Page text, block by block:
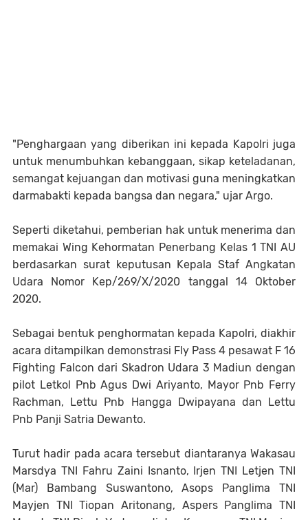
"Penghargaan yang diberikan ini kepada Kapolri juga
untuk menumbuhkan kebanggaan, sikap keteladanan,
semangat kejuangan dan motivasi guna meningkatkan
darmabakti kepada bangsa dan negara," ujar Argo.
Seperti diketahui, pemberian hak untuk menerima dan
memakai Wing Kehormatan Penerbang Kelas 1 TNI AU
berdasarkan surat keputusan Kepala Staf Angkatan
Udara Nomor Kep/269/X/2020 tanggal 14 Oktober
2020.
Sebagai bentuk penghormatan kepada Kapolri, diakhir
acara ditampilkan demonstrasi Fly Pass 4 pesawat F 16
Fighting Falcon dari Skadron Udara 3 Madiun dengan
pilot Letkol Pnb Agus Dwi Ariyanto, Mayor Pnb Ferry
Rachman, Lettu Pnb Hangga Dwipayana dan Lettu
Pnb Panji Satria Dewanto.
Turut hadir pada acara tersebut diantaranya Wakasau
Marsdya TNI Fahru Zaini Isnanto, Irjen TNI Letjen TNI
(Mar) Bambang Suswantono, Asops Panglima TNI
Mayjen TNI Tiopan Aritonang, Aspers Panglima TNI